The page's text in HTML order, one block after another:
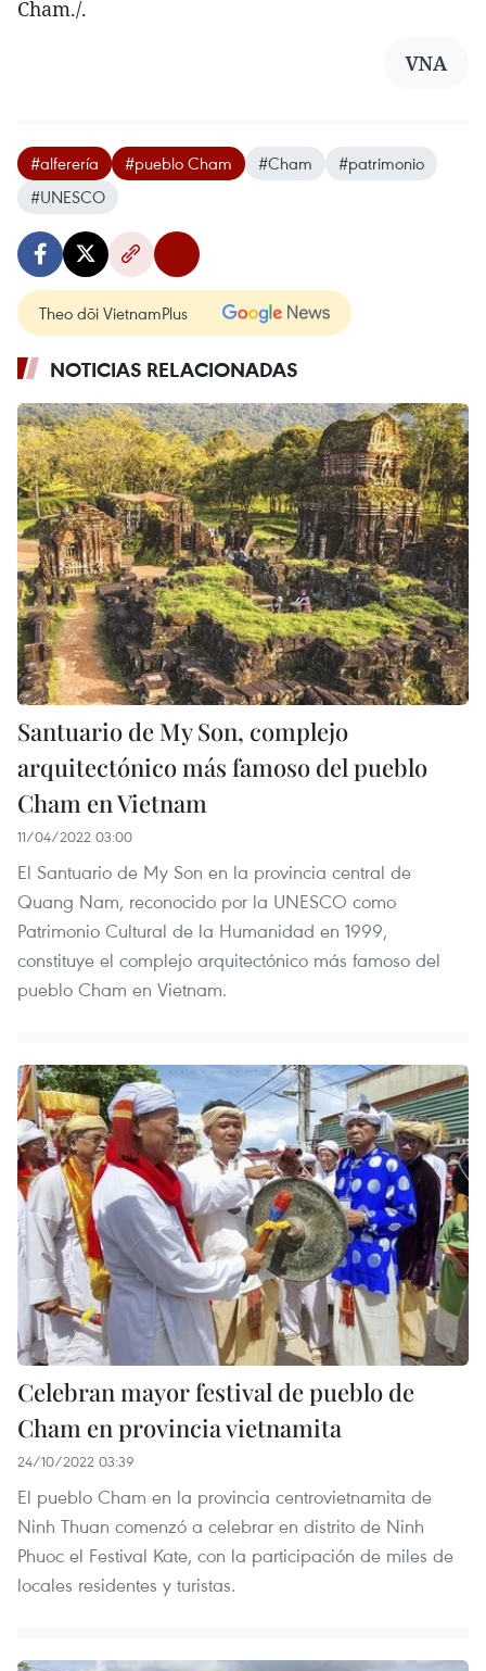
Cham./.
VNA
#alferería #pueblo Cham #Cham
#patrimonio
#UNESCO
Theo dõi VietnamPlus
NOTICIAS RELACIONADAS
Santuario de My Son, complejo
arquitectónico más famoso del pueblo
Cham en Vietnam
11/04/2022 03:00
El Santuario de My Son en la provincia central de
Quang Nam, reconocido por la UNESCO como
Patrimonio Cultural de la Humanidad en 1999,
constituye el complejo arquitectónico más famoso del
pueblo Cham en Vietnam.
Celebran mayor festival de pueblo de
Cham en provincia vietnamita
24/10/2022 03:39
El pueblo Cham en la provincia centrovietnamita de
Ninh Thuan comenzó a celebrar en distrito de Ninh
Phuoc el Festival Kate, con la participación de miles de
locales residentes y turistas.